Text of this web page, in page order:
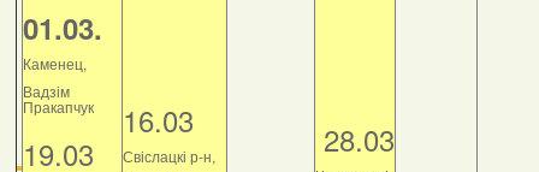
01.03.
Каменец,
Вадзім
Пракапчук
19.03
16.03
Свіслацкі р-н,
28.03